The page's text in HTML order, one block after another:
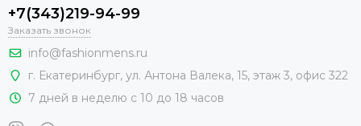
+7(343)219-94-99
Заказать звонок
info@fashionmens.ru
г. Екатеринбург, ул. Антона Валека, 15, этаж 3, офис 322
7 дней в неделю с 10 до 18 часов